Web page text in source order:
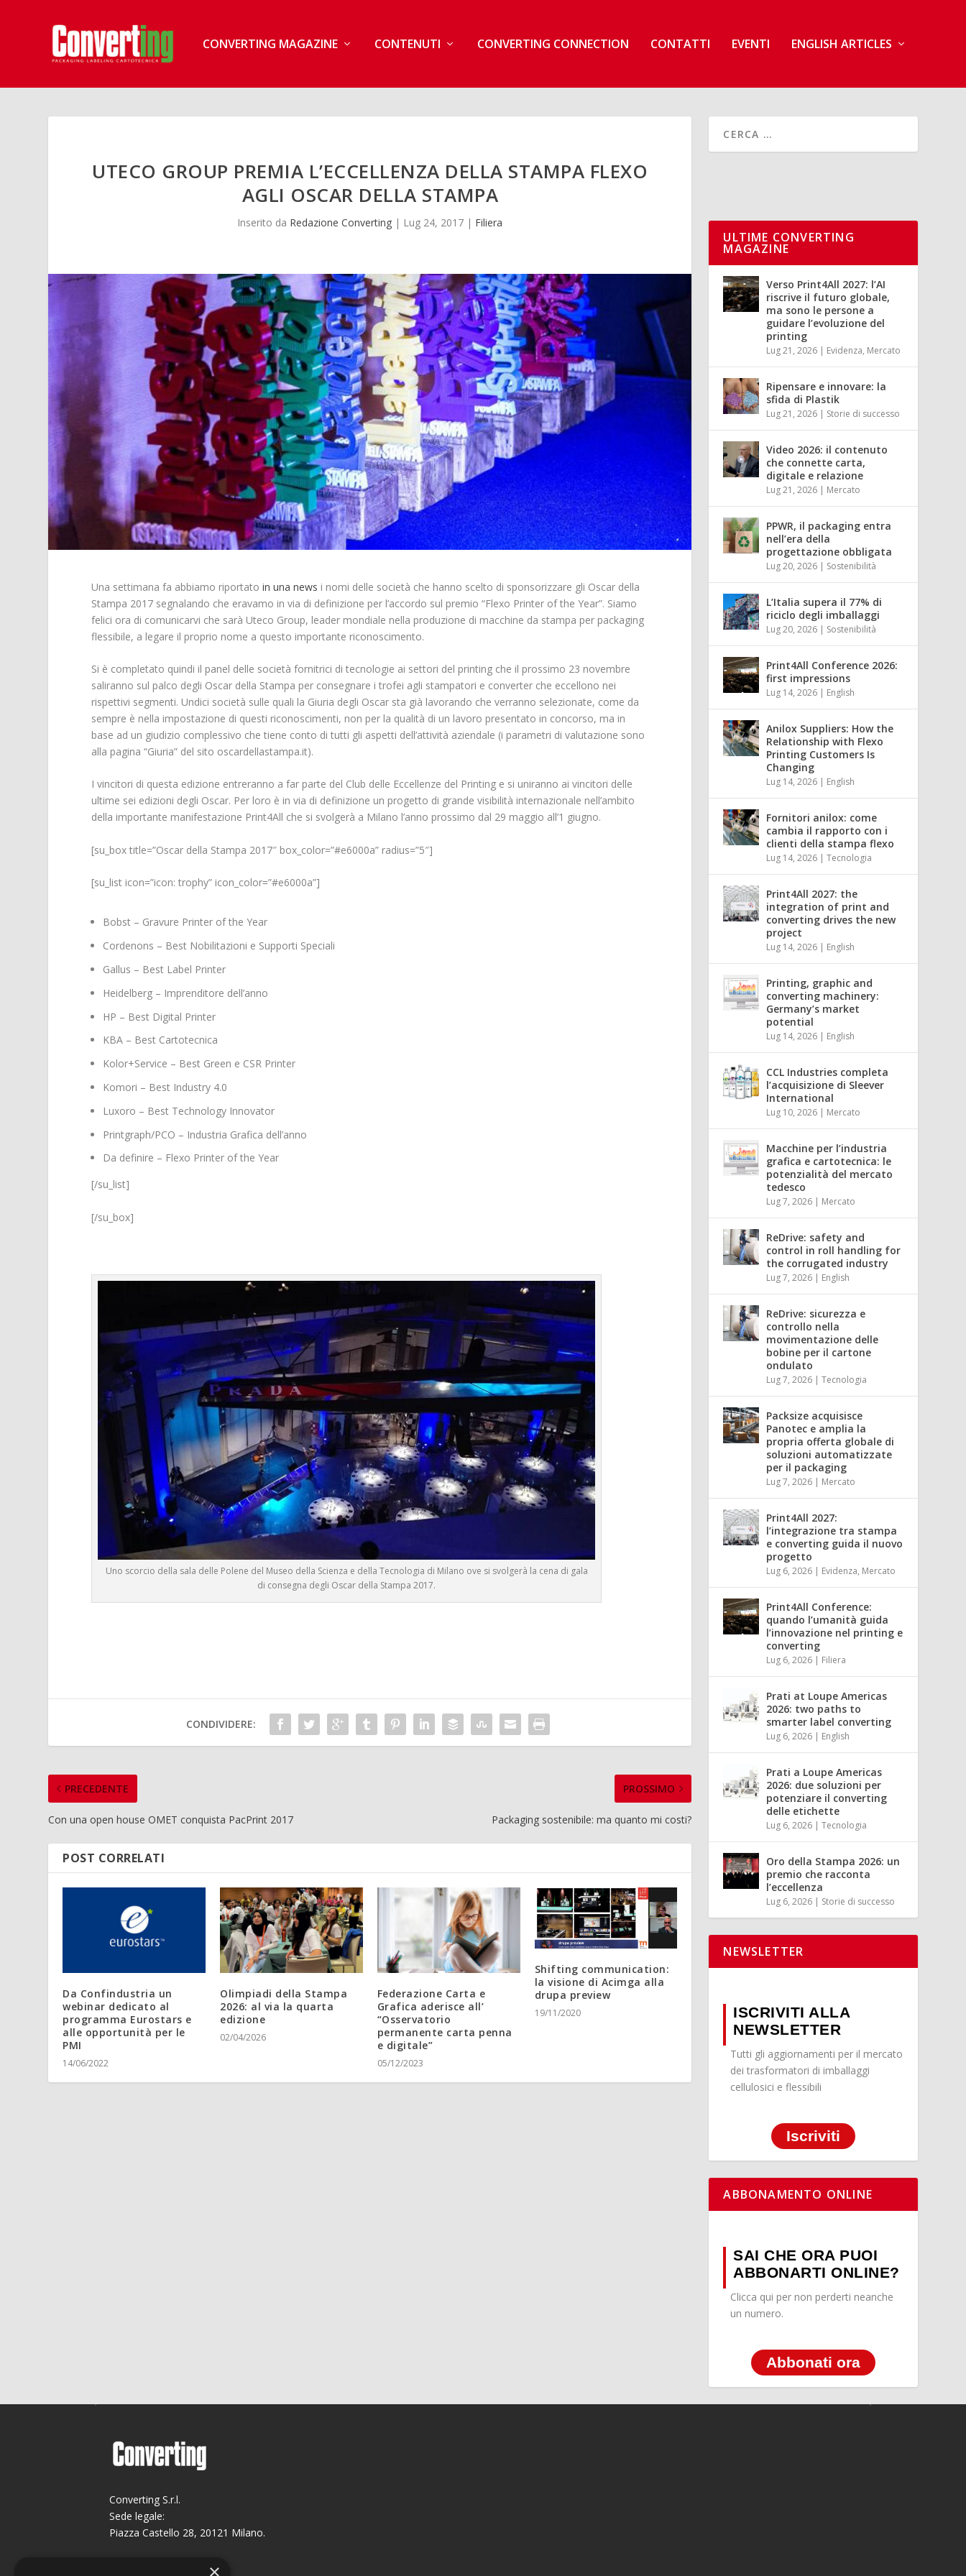
CONVERTING MAGAZINE CONTENUTI CONVERTING CONNECTION CONTATTI EVENTI ENGLISH ARTICLES
UTECO GROUP PREMIA L’ECCELLENZA DELLA STAMPA FLEXO
AGLI OSCAR DELLA STAMPA
Inserito da Redazione Converting | Lug 24, 2017 | Filiera
Una settimana fa abbiamo riportatoin una news i nomi delle società che hanno scelto di sponsorizzare gli Oscar della
Stampa 2017 segnalando che eravamo in via di definizione per l’accordo sul premio “Flexo Printer of the Year”. Siamo
felici ora di comunicarvi che sarà Uteco Group, leader mondiale nella produzione di macchine da stampa per packaging
flessibile, a legare il proprio nome a questo importante riconoscimento.
Si è completato quindi il panel delle società fornitrici di tecnologie ai settori del printing che il prossimo 23 novembre
saliranno sul palco degli Oscar della Stampa per consegnare i trofei agli stampatori e converter che eccellono nei
rispettivi segmenti. Undici società sulle quali la Giuria degli Oscar sta già lavorando che verranno selezionate, come da
sempre è nella impostazione di questi riconoscimenti, non per la qualità di un lavoro presentato in concorso, ma in
base ad un giudizio complessivo che tiene conto di tutti gli aspetti dell’attività aziendale (i parametri di valutazione sono
alla pagina “Giuria” del sito oscardellastampa.it).
I vincitori di questa edizione entreranno a far parte del Club delle Eccellenze del Printing e si uniranno ai vincitori delle
ultime sei edizioni degli Oscar. Per loro è in via di definizione un progetto di grande visibilità internazionale nell’ambito
della importante manifestazione Print4All che si svolgerà a Milano l’anno prossimo dal 29 maggio all’1 giugno.
[su_box title=”Oscar della Stampa 2017″ box_color=”#e6000a” radius=”5″]
[su_list icon=”icon: trophy” icon_color=”#e6000a”]
Bobst – Gravure Printer of the Year
Cordenons – Best Nobilitazioni e Supporti Speciali
Gallus – Best Label Printer
Heidelberg – Imprenditore dell’anno
HP – Best Digital Printer
KBA – Best Cartotecnica
Kolor+Service – Best Green e CSR Printer
Komori – Best Industry 4.0
Luxoro – Best Technology Innovator
Printgraph/PCO – Industria Grafica dell’anno
Da definire – Flexo Printer of the Year
[/su_list]
[/su_box]
Uno scorcio della sala delle Polene del Museo della Scienza e della Tecnologia di Milano ove si svolgerà la cena di gala
di consegna degli Oscar della Stampa 2017.
CONDIVIDERE:
PRECEDENTE
Con una open house OMET conquista PacPrint 2017
PROSSIMO
Packaging sostenibile: ma quanto mi costi?
POST CORRELATI
Da Confindustria un
webinar dedicato al
programma Eurostars e
alle opportunità per le
PMI
14/06/2022
Olimpiadi della Stampa
2026: al via la quarta
edizione
02/04/2026
Federazione Carta e
Grafica aderisce all’
“Osservatorio
permanente carta penna
e digitale”
05/12/2023
Shifting communication:
la visione di Acimga alla
drupa preview
19/11/2020
ULTIME CONVERTING
MAGAZINE
Verso Print4All 2027: l’AI
riscrive il futuro globale,
ma sono le persone a
guidare l’evoluzione del
printing
Lug 21, 2026 | Evidenza, Mercato
Ripensare e innovare: la
sfida di Plastik
Lug 21, 2026 | Storie di successo
Video 2026: il contenuto
che connette carta,
digitale e relazione
Lug 21, 2026 | Mercato
PPWR, il packaging entra
nell’era della
progettazione obbligata
Lug 20, 2026 | Sostenibilità
L’Italia supera il 77% di
riciclo degli imballaggi
Lug 20, 2026 | Sostenibilità
Print4All Conference 2026:
first impressions
Lug 14, 2026 | English
Anilox Suppliers: How the
Relationship with Flexo
Printing Customers Is
Changing
Lug 14, 2026 | English
Fornitori anilox: come
cambia il rapporto con i
clienti della stampa flexo
Lug 14, 2026 |Tecnologia
Print4All 2027: the
integration of print and
converting drives the new
project
Lug 14, 2026 | English
Printing, graphic and
converting machinery:
Germany’s market
potential
Lug 14, 2026 | English
CCL Industries completa
l’acquisizione di Sleever
International
Lug 10, 2026 | Mercato
Macchine per l’industria
grafica e cartotecnica: le
potenzialità del mercato
tedesco
Lug 7, 2026 | Mercato
ReDrive: safety and
control in roll handling for
the corrugated industry
Lug 7, 2026 | English
ReDrive: sicurezza e
controllo nella
movimentazione delle
bobine per il cartone
ondulato
Lug 7, 2026 |Tecnologia
Packsize acquisisce
Panotec e amplia la
propria offerta globale di
soluzioni automatizzate
per il packaging
Lug 7, 2026 | Mercato
Print4All 2027:
l’integrazione tra stampa
e converting guida il nuovo
progetto
Lug 6, 2026 | Evidenza, Mercato
Print4All Conference:
quando l’umanità guida
l’innovazione nel printing e
converting
Lug 6, 2026 | Filiera
Prati at Loupe Americas
2026: two paths to
smarter label converting
Lug 6, 2026 | English
Prati a Loupe Americas
2026: due soluzioni per
potenziare il converting
delle etichette
Lug 6, 2026 |Tecnologia
Oro della Stampa 2026: un
premio che racconta
l’eccellenza
Lug 6, 2026 | Storie di successo
NEWSLETTER
ISCRIVITI ALLA
NEWSLETTER
Tutti gli aggiornamenti per il mercato
dei trasformatori di imballaggi
cellulosici e flessibili
Iscriviti
ABBONAMENTO ONLINE
SAI CHE ORA PUOI
ABBONARTI ONLINE?
Clicca qui per non perderti neanche
un numero.
Abbonati ora
Converting S.r.l.
Sede legale:
Piazza Castello 28, 20121 Milano.